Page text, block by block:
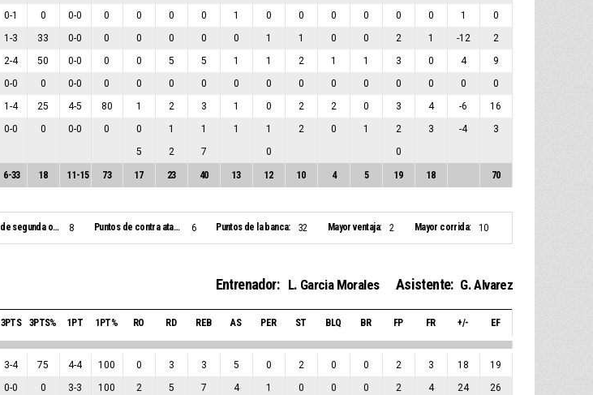
0-1 0 0-0 0 0 0 0 1 0 0 0 0 0 0 1 0
1-3 33 0-0 0 0 0 0 0 1 1 0 0 2 1 -12 2
2-4 50 0-0 0 0 5 5 1 1 2 1 1 3 0 4 9
0-0 0 0-0 0 0 0 0 0 0 0 0 0 0 0 0 0
1-4 25 4-5 80 1 2 3 1 0 2 2 0 3 4 -6 16
0-0 0 0-0 0 0 1 1 1 1 2 0 1 2 3 -4
3
5 2 7 0 0
6-33 18 11 -15 73 17 23 40 13 12 10 4 5 19 18 70
Puntos de segunda oportunidad: 8 Puntos de contra ataque: 6 Puntos de la banca: 32 Mayor ventaja: 2 Mayor corrida: 10
Entrenador: L. Garcia Morales Asistente: G. Alvarez
3PTS 3PTS% 1PT 1PT% RO RD REB AS PER ST BLQ BR FP FR +/- EF
3-4 75 4-4 100 0 3 3 5 0 2 0 0 2 3 18 19
0-0 0 3-3 100 2 5 7 4 1 0 0 0 2 4 24 26